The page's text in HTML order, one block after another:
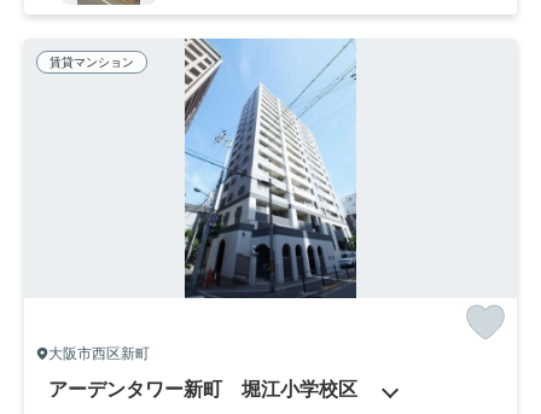
賃貸マンション
大阪市西区新町
アーデンタワー新町 堀江小学校区